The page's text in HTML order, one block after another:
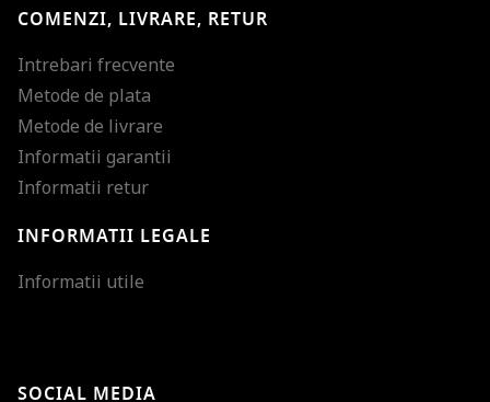
COMENZI, LIVRARE, RETUR
Intrebari frecvente
Metode de plata
Metode de livrare
Informatii garantii
Informatii retur
INFORMATII LEGALE
Informatii utile
SOCIAL MEDIA